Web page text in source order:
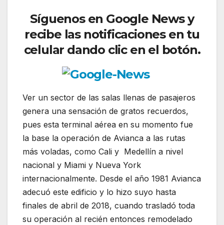
Síguenos en Google News y
recibe las notificaciones en tu
celular dando clic en el botón.
Ver un sector de las salas llenas de pasajeros
genera una sensación de gratos recuerdos,
pues esta terminal aérea en su momento fue
la base la operación de Avianca a las rutas
más voladas, como Cali y Medellín a nivel
nacional y Miami y Nueva York
internacionalmente. Desde el año 1981 Avianca
adecuó este edificio y lo hizo suyo hasta
finales de abril de 2018, cuando trasladó toda
su operación al recién entonces remodelado